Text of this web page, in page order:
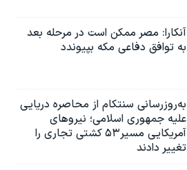
آنکارا: مصر ممکن است در مرحله بعد
به توافق دفاعی مکه بپیوندد
به‌روزرسانی سنتکام از محاصره دریایی
علیه جمهوری اسلامی؛ نیروهای
آمریکایی مسیر۵۳ کشتی تجاری را
تغییر دادند